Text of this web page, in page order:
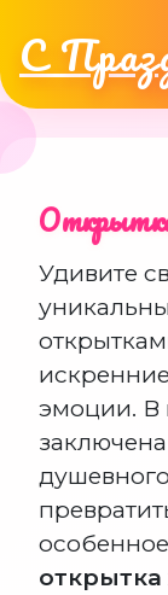
С
Удивите
эмоции. В